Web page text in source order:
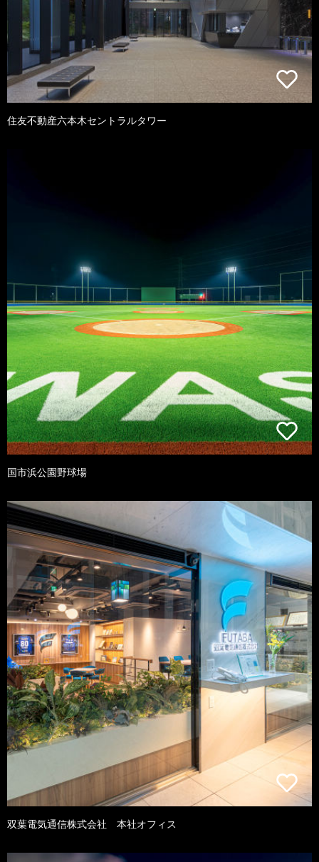
住友不動産六本木セントラルタワー
国市浜公園野球場
双葉電気通信株式会社 本社オフィス